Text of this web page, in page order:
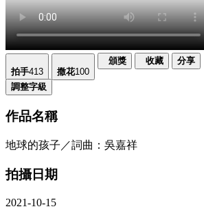
拍手413 撒花100
頒獎 收藏 分享
調整字級
作品名稱
地球的孩子／詞曲：吳嘉祥
拍攝日期
2021-10-15